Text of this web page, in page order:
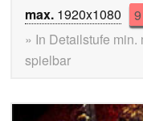
max. 1920x1080 9
» In Detailstufe
spielbar